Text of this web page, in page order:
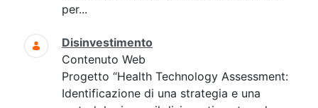
per...
Disinvestimento
Contenuto Web
Progetto “Health Technology Assessment:
Identificazione di una strategia e una